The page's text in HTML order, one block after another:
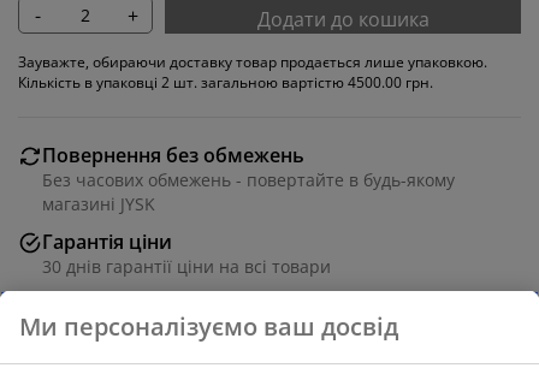
- + Додати до кошика
Зауважте, обираючи доставку товар продається лише упаковкою.
Кількість в упаковці 2 шт. загальною вартістю 4500.00 грн.
Повернення без обмежень
Без часових обмежень - повертайте в будь-якому
магазині JYSK
Гарантія ціни
30 днів гарантії ціни на всі товари
Швидка та зручна доставка на ваш вибір